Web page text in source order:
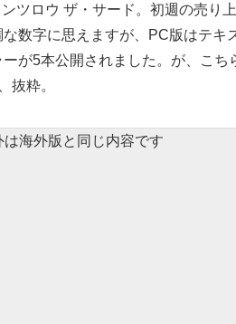
ツロウ ザ・サード。初週の売り
数字に思えますが、PC版はテキ
が5本公開されました。が、こち
抜粋。
海外版と同じ内容です